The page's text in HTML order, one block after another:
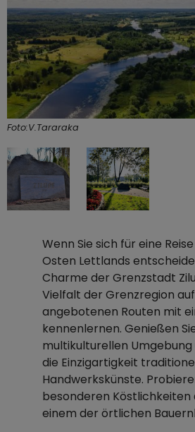
Foto:V.Tararaka
Wenn Sie sich für eine
Osten Lettlands
Charme der Grenzstadt
Vielfalt der Grenzregion
angebotenen Routen mit
kennenlernen. Genießen
multikulturellen
die Einzigartigkeit
Handwerkskünste.
besonderen Köstlichkeiten
einem der örtlichen